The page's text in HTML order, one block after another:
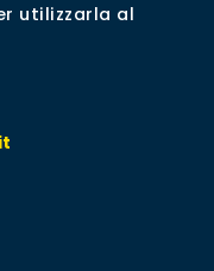
utilizzarla al